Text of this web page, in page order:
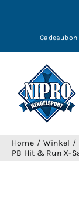
Cadeaubon
Home Winkel
PB Hit & Run X-